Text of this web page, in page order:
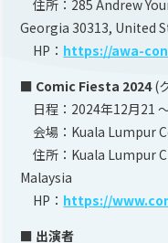
住所：285 Andrew
Georgia 30313, United
HP： https://awa-
■ Comic Fiesta 2024(
日程：2024年12月21
会場：Kuala Lumpur
住所：Kuala Lumpur
Malaysia
HP： https://
■ 出演者